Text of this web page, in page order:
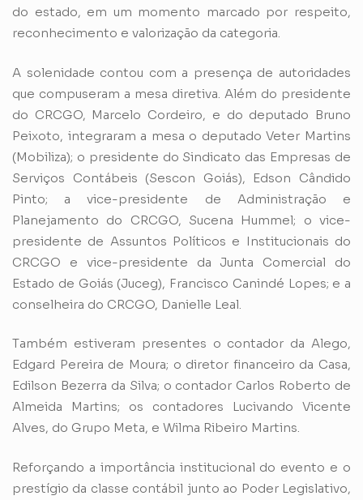
do estado, em um momento marcado por respeito,
reconhecimento e valorização da categoria.
A solenidade contou com a presença de autoridades
que compuseram a mesa diretiva. Além do presidente
do CRCGO, Marcelo Cordeiro, e do deputado Bruno
Peixoto, integraram a mesa o deputado Veter Martins
(Mobiliza); o presidente do Sindicato das Empresas de
Serviços Contábeis (Sescon Goiás), Edson Cândido
Pinto; a vice-presidente de Administração e
Planejamento do CRCGO, Sucena Hummel; o vice-
presidente de Assuntos Políticos e Institucionais do
CRCGO e vice-presidente da Junta Comercial do
Estado de Goiás (Juceg), Francisco Canindé Lopes; e a
conselheira do CRCGO, Danielle Leal.
Também estiveram presentes o contador da Alego,
Edgard Pereira de Moura; o diretor financeiro da Casa,
Edilson Bezerra da Silva; o contador Carlos Roberto de
Almeida Martins; os contadores Lucivando Vicente
Alves, do Grupo Meta, e Wilma Ribeiro Martins.
Reforçando a importância institucional do evento e o
prestígio da classe contábil junto ao Poder Legislativo,